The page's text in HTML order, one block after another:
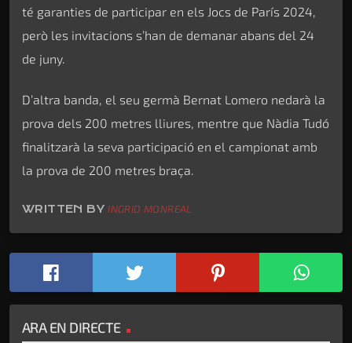
té garanties de participar en els Jocs de París 2024,
però les invitacions s’han de demanar abans del 24
de juny.
D’altra banda, el seu germà Bernat Lomero nedarà la
prova dels 200 metres lliures, mentre que Nàdia Tudó
finalitzarà la seva participació en el campionat amb
la prova de 200 metres braça.
WRITTEN BYINGRID MONREAL
ARA EN DIRECTE